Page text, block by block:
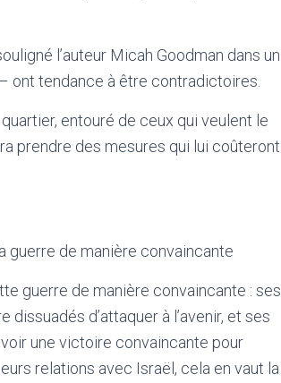
l’auteur Micah Goodman dans un
ont tendance à être contradictoires.
entouré de ceux qui veulent le
prendre des mesures qui lui coûteront
guerre de manière convaincante
guerre de manière convaincante : ses
d’attaquer à l’avenir, et ses
une victoire convaincante pour
relations avec Israël, cela en vaut la